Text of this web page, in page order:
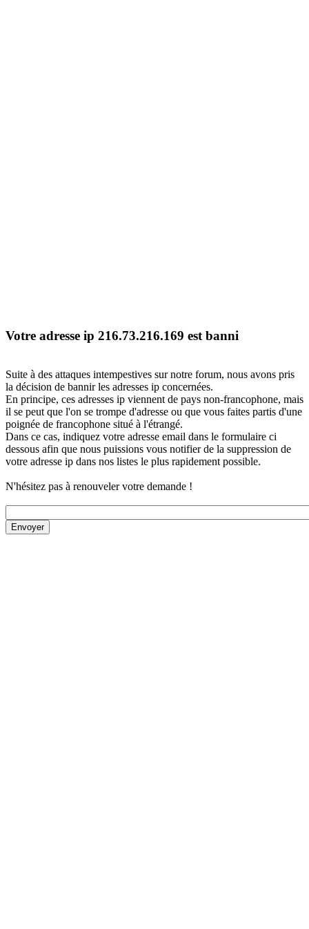
Votre adresse ip 216.73.216.169 est banni
Suite à des attaques intempestives sur notre forum, nous avons pris
la décision de bannir les adresses ip concernées.
En principe, ces adresses ip viennent de pays non-francophone, mais
il se peut que l'on se trompe d'adresse ou que vous faites partis d'une
poignée de francophone situé à l'étrangé.
Dans ce cas, indiquez votre adresse email dans le formulaire ci
dessous afin que nous puissions vous notifier de la suppression de
votre adresse ip dans nos listes le plus rapidement possible.
N'hésitez pas à renouveler votre demande !